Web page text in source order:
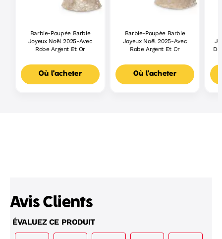
Barbie-Poupée Barbie
Joyeux Noël 2025-Avec
Robe Argent Et Or
Où l'acheter
Barbie-Poupée Barbie
Joyeux Noël 2025-Avec
Robe Argent Et Or
Où l'acheter